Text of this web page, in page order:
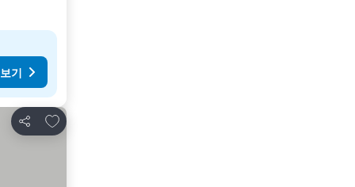
기
공유
즐겨찾기에 추가